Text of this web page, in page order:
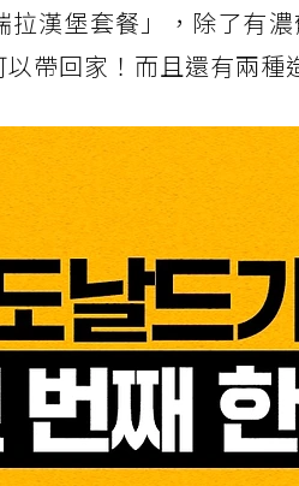
漢堡套餐」，除了有
帶回家！而且還有兩種